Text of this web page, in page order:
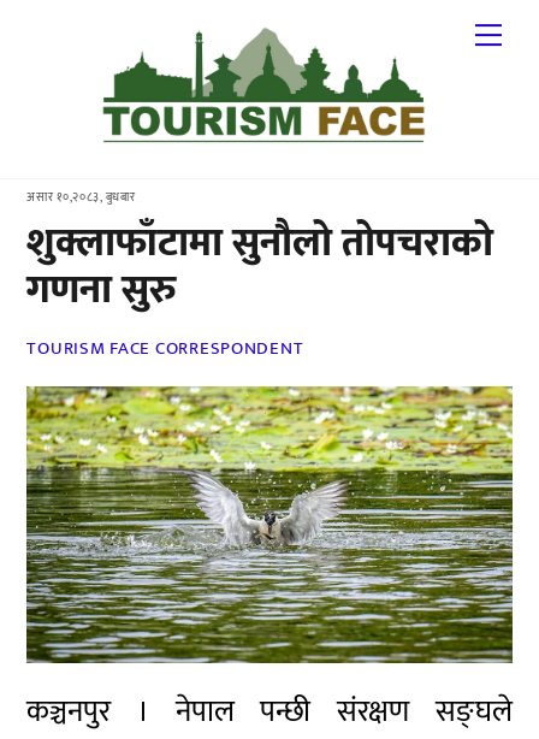
असार १०,२०८३, बुधबार
शुक्लाफाँटामा सुनौलो तोपचराको
गणना सुरु
TOURISM FACE CORRESPONDENT
कञ्चनपुर । नेपाल पन्छी संरक्षण सङ्घले